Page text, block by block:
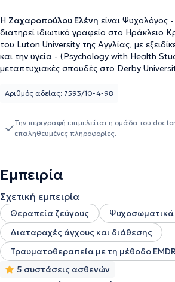
Η Ζαχαροπούλου Ελένη είναι Ψυχολόγος
διατηρεί ιδιωτικό γραφείο στο Ηράκλειο
του Luton University της Αγγλίας, με
και την υγεία - (Psychology with Health
μεταπτυχιακές σπουδές στο Derby
Counselling and Psychotherapy), ενώ από το
πολυετή και ευρέος φάσματος εμπειρία,
φορείς, όπως στη ΝΕΛΕ ως λαϊκή
αλλά και της επαρχίας, ενώ παλαιότερα
Παιδιού Ηρακλείου, με αντικείμενο τη
ψυχολογική στήριξη παιδιών, εφήβων και
οποία έχουν απομακρυνθεί από το
περιβάλλον. Επίσης, έχει εργαστεί σε
σταθμούς αλλά και δημοτικούς (ΚΕΠΑ),
Δημιουργικής Απασχόλησης) του δήμου
ακαδημία ποδοσφαίρου CALCETTO και
Αριθμός αδείας: 7593/10-4-98
Την περιγραφή επιμελείται η ομάδα του
επαληθευμένες πληροφορίες.
Εμπειρία
Σχετική εμπειρία
Θεραπεία ζεύγους
Διαταραχές άγχους και διάθεσης
Τραυματοθεραπεία με τη μέθοδο
5 συστάσεις ασθενών